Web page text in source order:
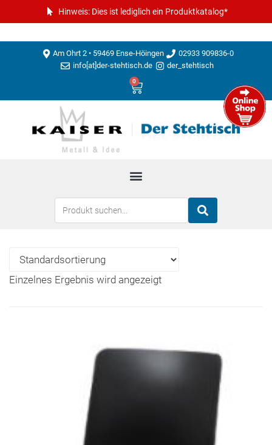
Hinweis: Dies ist lediglich ein Produktkatalog*
Am Ohrt 2 • 59469 Ense-Höingen
02933 909836-0
info[at]der-stehtisch.de
der_stehtisch
0
Einzelnes Ergebnis wird angezeigt